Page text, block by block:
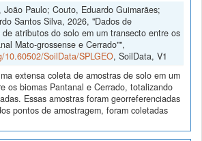
João Paulo; Couto, Eduardo Guimarães;
Santos Silva, 2026, "Dados de
de atributos do solo em um transecto entre os
Mato-grossense e Cerrado"",
10.60502/SoilData/SPLGEO, SoilData, V1
extensa coleta de amostras de solo em um
os biomas Pantanal e Cerrado, totalizando
Essas amostras foram georreferenciadas
pontos de amostragem, foram coletadas